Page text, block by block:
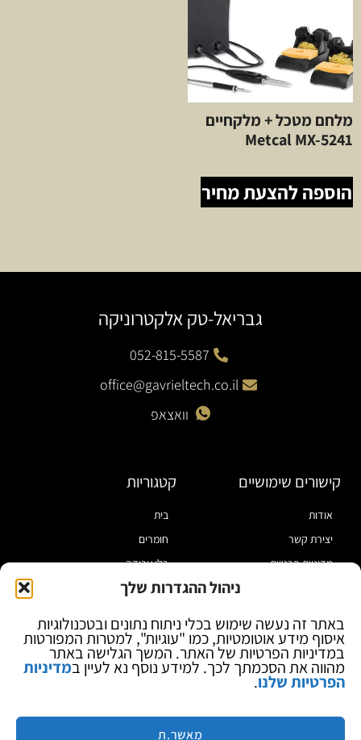
ניהול ההגדרות שלך
באתר זה נעשה שימוש בכלי ניתוח נתונים ובטכנולוגיות
איסוף מידע אוטומטיות, כמו "עוגיות", למטרות המפורטות
במדיניות הפרטיות של האתר. המשך הגלישה באתר
מהווה את הסכמתך לכך. למידע נוסף נא לעיין במדיניות
הפרטיות שלנו.
מאשר.ת
מלחם מטכל + מלקחיים
Metcal MX-5241
הוספה להצעת מחיר
גבריאל-טק אלקטרוניקה
052-815-5587
office@gavrieltech.co.il
וואצאפ
קישורים שימושיים
אודות
יצירת קשר
מדיניות פרטיות
בלוג
קטגוריות
בית
חומרים
כלי עבודה
מוצרי הלחמה
ספקי כח ומודדים
ציוד אופטי להגדלה
מותגים